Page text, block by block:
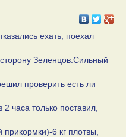
ехать, поехал
Зеленцов.Сильный
проверить есть ли
часа только поставил,
прикормки)-6 кг плотвы,